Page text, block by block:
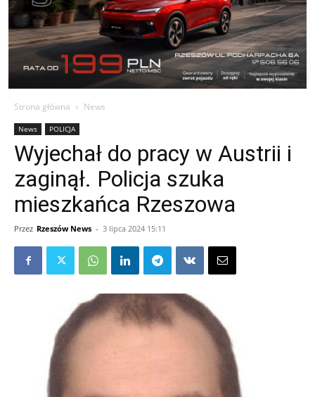
Strona główna News
News POLICJA
Wyjechał do pracy w Austrii i
zaginął. Policja szuka
mieszkańca Rzeszowa
Przez Rzeszów News - 3 lipca 2024 15:11